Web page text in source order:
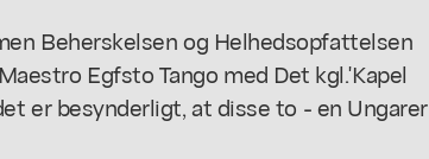
Beherskelsen og Helhedsopfattelsen
Egfsto Tango med Det kgl.'Kapel
er besynderligt, at disse to - en Ungarer